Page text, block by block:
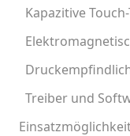
Kapazitive
Treiber und